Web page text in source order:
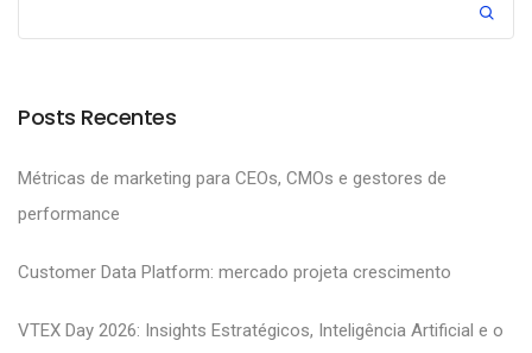
Posts Recentes
Métricas de marketing para CEOs, CMOs e gestores de
performance
Customer Data Platform: mercado projeta crescimento
VTEX Day 2026: Insights Estratégicos, Inteligência Artificial e o